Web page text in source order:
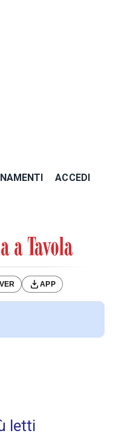
ACCEDI
APP
letti